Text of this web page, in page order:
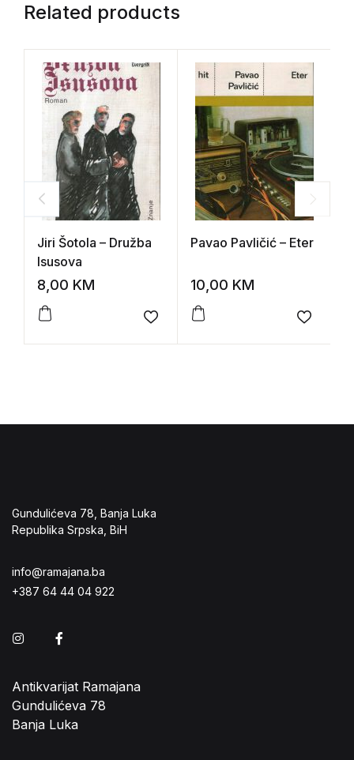
Related products
Jiri Šotola – Družba
Isusova
8,00 KM
Add to wishlist
Pavao Pavličić – Eter
10,00 KM
Add to
Gundulićeva 78, Banja Luka
Republika Srpska, BiH
info@ramajana.ba
+387 64 44 04 922
Instagram
Antikvarijat Ramajana
Gundulićeva 78
Banja Luka